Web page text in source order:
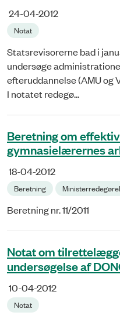
24-04-2012
Notat
Statsrevisorerne bad i
undersøge
efteruddannelse (AMU og
I notatet redegø...
Beretning om
gymnasielærernes
18-04-2012
Beretning
Beretning nr. 11/2011
Notat om
undersøgelse af
10-04-2012
Notat